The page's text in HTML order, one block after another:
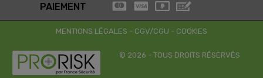
PAIEMENT
MENTIONS LÉGALES - CGV/CGU - COOKIES
© 2026 - TOUS DROITS RÉSERVÉS